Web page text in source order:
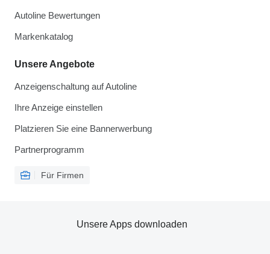
Autoline Bewertungen
Markenkatalog
Unsere Angebote
Anzeigenschaltung auf Autoline
Ihre Anzeige einstellen
Platzieren Sie eine Bannerwerbung
Partnerprogramm
Für Firmen
Unsere Apps downloaden